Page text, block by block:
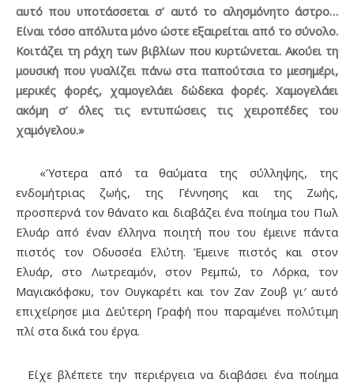
αυτό που υποτάσσεται σ’ αυτό το αλησμόνητο άστρο…
Είναι τόσο απόλυτα μόνο ώστε εξαιρείται από το σύνολο.
Κοιτάζει τη ράχη των βιβλίων που κυρτώνεται. Ακούει τη
μουσική που γυαλίζει πάνω στα παπούτσια το μεσημέρι,
μερικές φορές, χαμογελάει δώδεκα φορές. Χαμογελάει
ακόμη σ’ όλες τις εντυπώσεις τις χειροπέδες του
χαμόγελου.»
«Ύστερα από τα θαύματα της σύλληψης, της
ενδομήτριας ζωής, της Γέννησης και της Ζωής,
προσπερνά τον θάνατο και διαβάζει ένα ποίημα του Πωλ
Ελυάρ από έναν έλληνα ποιητή που του έμεινε πάντα
πιστός τον Οδυσσέα Ελύτη. Έμεινε πιστός και στον
Ελυάρ, στο Λωτρεαμόν, στον Ρεμπώ, το Λόρκα, τον
Μαγιακόφσκυ, τον Ουγκαρέτι και τον Ζαν Ζουβ γι′ αυτό
επιχείρησε μια Δεύτερη Γραφή που παραμένει πολύτιμη
πλί στα δικά του έργα.
Είχε βλέπετε την περιέργεια να διαβάσει ένα ποίημα